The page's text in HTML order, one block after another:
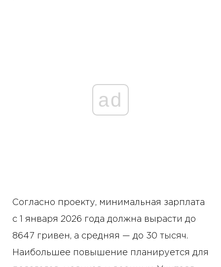
ad
Согласно проекту, минимальная зарплата
с 1 января 2026 года должна вырасти до
8647 гривен, а средняя — до 30 тысяч.
Наибольшее повышение планируется для